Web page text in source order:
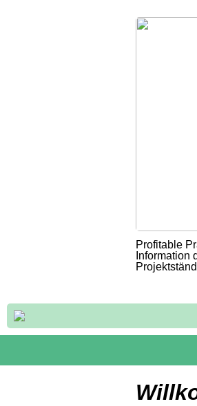
Profitable
Information